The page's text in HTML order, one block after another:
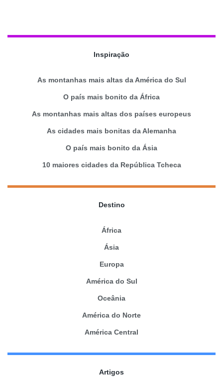
Inspiração
As montanhas mais altas da América do Sul
O país mais bonito da África
As montanhas mais altas dos países europeus
As cidades mais bonitas da Alemanha
O país mais bonito da Ásia
10 maiores cidades da República Tcheca
Destino
África
Ásia
Europa
América do Sul
Oceânia
América do Norte
América Central
Artigos